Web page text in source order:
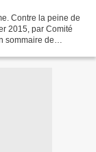
Contre la peine de
2015, par Comité
sommaire de